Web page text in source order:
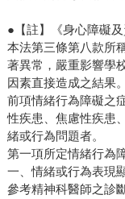
●【註】《身心障礙
本法第三條第八款所
著異常，嚴重影響學
因素直接造成之結果。
前項情緒行為障礙之
性疾患、焦慮性疾患
緒或行為問題者。
第一項所定情緒行為
一、情緒或行為表現
參考精神科醫師之診